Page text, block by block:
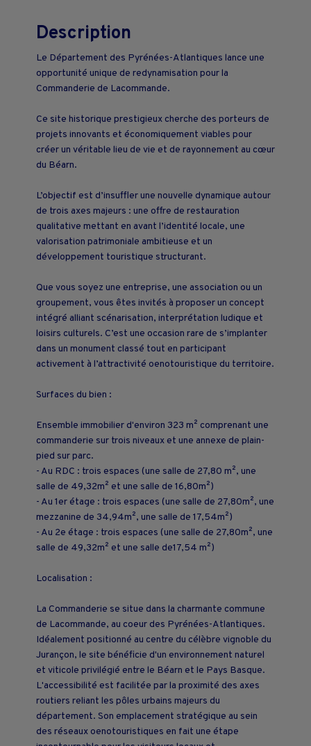
Description
Le Département des Pyrénées-Atlantiques lance une
opportunité unique de redynamisation pour la
Commanderie de Lacommande.
Ce site historique prestigieux cherche des porteurs de
projets innovants et économiquement viables pour
créer un véritable lieu de vie et de rayonnement au cœur
du Béarn.
L’objectif est d’insuffler une nouvelle dynamique autour
de trois axes majeurs : une offre de restauration
qualitative mettant en avant l’identité locale, une
valorisation patrimoniale ambitieuse et un
développement touristique structurant.
Que vous soyez une entreprise, une association ou un
groupement, vous êtes invités à proposer un concept
intégré alliant scénarisation, interprétation ludique et
loisirs culturels. C’est une occasion rare de s’implanter
dans un monument classé tout en participant
activement à l’attractivité oenotouristique du territoire.
Surfaces du bien :
Ensemble immobilier d'environ 323 m² comprenant une
commanderie sur trois niveaux et une annexe de plain-
pied sur parc.
- Au RDC : trois espaces (une salle de 27,80 m², une
salle de 49,32m² et une salle de 16,80m²)
- Au 1er étage : trois espaces (une salle de 27,80m², une
mezzanine de 34,94m², une salle de 17,54m²)
- Au 2e étage : trois espaces (une salle de 27,80m², une
salle de 49,32m² et une salle de17,54 m²)
Localisation :
La Commanderie se situe dans la charmante commune
de Lacommande, au coeur des Pyrénées-Atlantiques.
Idéalement positionné au centre du célèbre vignoble du
Jurançon, le site bénéficie d'un environnement naturel
et viticole privilégié entre le Béarn et le Pays Basque.
L'accessibilité est facilitée par la proximité des axes
routiers reliant les pôles urbains majeurs du
département. Son emplacement stratégique au sein
des réseaux oenotouristiques en fait une étape